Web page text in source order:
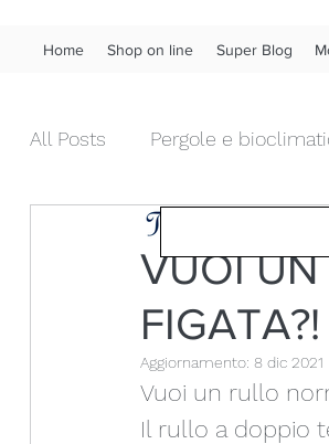
Home Shop on line Super Blog
All Posts Pergole e
Tende da interno diritte
Chiusure da esterni in pvc
Fonoassorbenza acustica
VUOI UN
FIGATA?!
Aggiornamento: 8 dic 2021
Vuoi un rullo
Il rullo a doppio